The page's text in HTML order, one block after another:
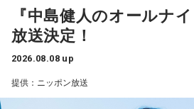
ているんだ。メンバーは違うかもし
があるんだぞ」と言って、油断しな
して、「お前ら、（日本選手が）こん
と塩貝選手のコメントを（起爆剤とし
しないほうが良かったなと僕は思って
――過去2年の苦労は昨シーズンに活
ね。
山田「活きていると思います。ウエイ
身体作りができたと思うので、結果を
ころで出せたというのはよかったと
『中島健人のオールナ
放送決定！
2026.08.08 up
提供：ニッポン放送